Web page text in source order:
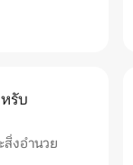
รับ
งอำนวย